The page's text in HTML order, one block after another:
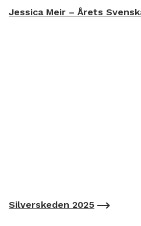
Jessica Meir – Årets
Silverskeden 2025